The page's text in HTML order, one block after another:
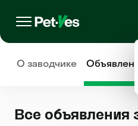
О заводчике
Все объявления